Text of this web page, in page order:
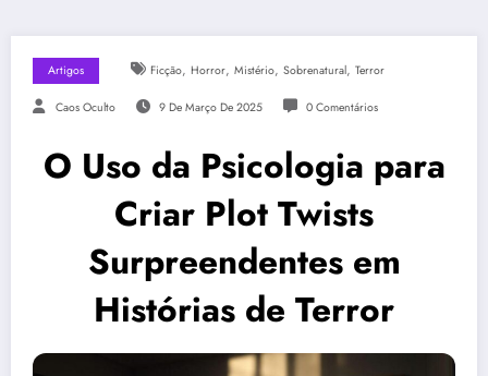
Artigos Ficção, Horror, Mistério, Sobrenatural, Terror
Caos Oculto 9 De Março De 2025 0 Comentários
O Uso da Psicologia para
Criar Plot Twists
Surpreendentes em
Histórias de Terror